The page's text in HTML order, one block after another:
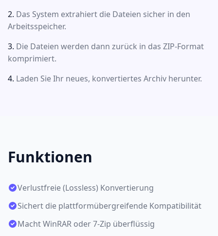
Das System extrahiert die Dateien sicher in den
Arbeitsspeicher.
Die Dateien werden dann zurück in das ZIP-Format
komprimiert.
Laden Sie Ihr neues, konvertiertes Archiv herunter.
Funktionen
Verlustfreie (Lossless) Konvertierung
Sichert die plattformübergreifende Kompatibilität
Macht WinRAR oder 7-Zip überflüssig